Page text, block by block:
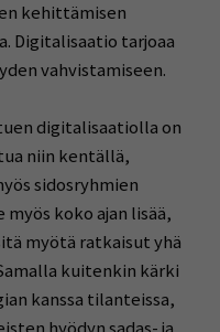
kehittämisen
Digitalisaatio tarjoaa
vahvistamiseen.
digitalisaatiolla on
niin kentällä,
sidosryhmien
koko ajan lisää,
myötä ratkaisut yhä
kuitenkin kärki
kanssa tilanteissa,